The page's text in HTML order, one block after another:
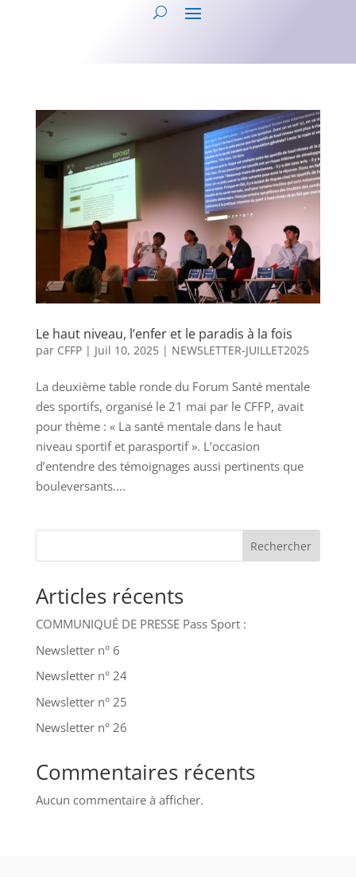
Le haut niveau, l’enfer et le paradis à la fois
par CFFP| Juil 10, 2025| NEWSLETTER-JUILLET2025
La deuxième table ronde du Forum Santé mentale
des sportifs, organisé le 21 mai par le CFFP, avait
pour thème : « La santé mentale dans le haut
niveau sportif et parasportif ». L’occasion
d’entendre des témoignages aussi pertinents que
bouleversants....
Rechercher
Articles récents
COMMUNIQUÉ DE PRESSE Pass Sport :
Newsletter n° 6
Newsletter n° 24
Newsletter n° 25
Newsletter n° 26
Commentaires récents
Aucun commentaire à afficher.